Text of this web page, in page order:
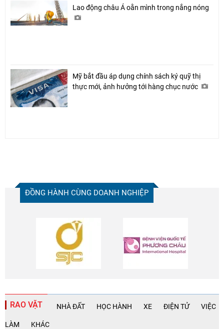
Lao động châu Á oằn mình trong nắng nóng
Mỹ bắt đầu áp dụng chính sách ký quỹ thị
thực mới, ảnh hưởng tới hàng chục nước
ĐỒNG HÀNH CÙNG DOANH NGHIỆP
RAO VẶT NHÀ ĐẤT HỌC HÀNH XE ĐIỆN TỬ VIỆC
LÀM KHÁC